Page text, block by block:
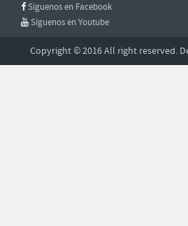
Síguenos en Facebook
Síguenos en Youtube
Copyright © 2016 All right reserved.